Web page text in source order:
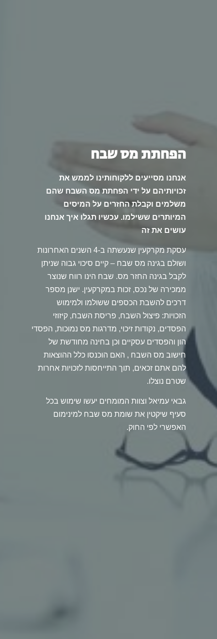
הפחתת מס שבח
אנחנו מסייעים ללקוחותינו לממש את
זכויותיהם על ידי הפחתת מס השבח שהם
משלמים וקבלת החזרים על המיסים
המיותרים ששילמו. עכשיו תגלו איך אנחנו
עושים את זה
עסקת מקרקעין שנעשתה ב-4 השנים האחרונות
ושולם בגינה מס שבח – קיים סיכוי גבוה שניתן
לקבל בגינה החזר מס. שבח הינו רווח שנוצר
ממכירה של נכס, זכות במקרקעין. ישנן מספר
דרכים להשבת הכספים ששולמו ולמימוש
הזכויות: פיצול השבח, פריסת השבח, קיזוזי
הפסדים, נקודות זיכוי, מדרגות מס נמוכות, הפסדי
הון והפסדים עסקיים וכן בחינה מחודשת של
חישוב מס השבח , האם הוכנסו כלל ההוצאות
להם אתם זכאים, תוך התייחסות לזכויות אחרות
שטרם נוצלו.
גבאי עמיאל וצוות המומחים יעשו שימוש בכל
סעיף שיקטין את שומת מס שבח למינימום
האפשרי לפי החוק.